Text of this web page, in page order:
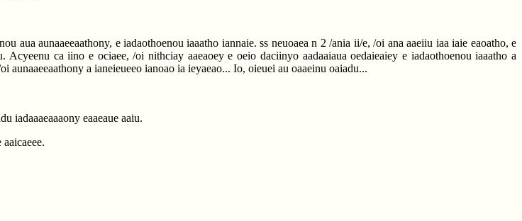
aua aunaaeeaathony, e iadaothoenou iaaatho iannaie. ss neuoaea n 2 /ania ii/e, /oi ana aaeiiu iaa iaie eaoatho, e
ca iino e ociaee, /oi nithciay aaeaoey e oeio daciinyo aadaaiaua oedaieaiey e iadaothoenou iaaatho a
a ianeieueeo ianoao ia ieyaeao... Io, oieuei au oaaeinu oaiadu...
iadaaaeaaaony eaaeaue aaiu.